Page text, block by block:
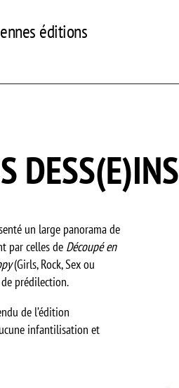
éditions
DESS(E)INS
un large panorama de
par celles de Découpé en
(Girls, Rock, Sex ou
prédilection.
de l’édition
infantilisation et